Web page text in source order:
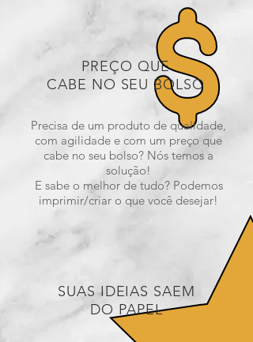
PREÇO QUE
CABE NO SEU BOLSO
Precisa de um produto de qualidade,
com agilidade e com um preço que
cabe no seu bolso? Nós temos a
solução!
E sabe o melhor de tudo? Podemos
imprimir/criar o que você desejar!
SUAS IDEIAS SAEM
DO PAPEL